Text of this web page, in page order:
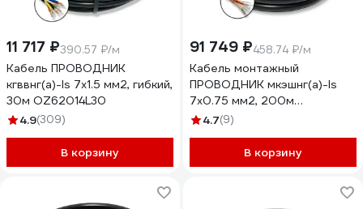
11 717 ₽390.57 ₽/м
Кабель ПРОВОДНИК
кгввнг(a)-ls 7x1.5 мм2, гибкий,
30м OZ62014L30
4.9(309)
В корзину
91 749 ₽458.74 ₽/м
Кабель монтажный
ПРОВОДНИК мкэшнг(a)-ls
7x0.75 мм2, 200м
OZ434872L200
4.7(9)
В корзину